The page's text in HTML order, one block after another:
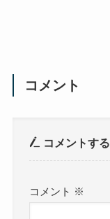
コメント
コメントする
コメント ※